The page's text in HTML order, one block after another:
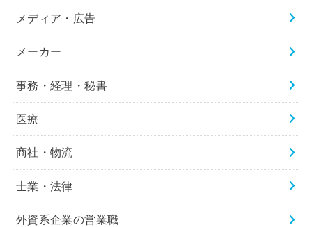
メディア・広告
メーカー
事務・経理・秘書
医療
商社・物流
士業・法律
外資系企業の営業職